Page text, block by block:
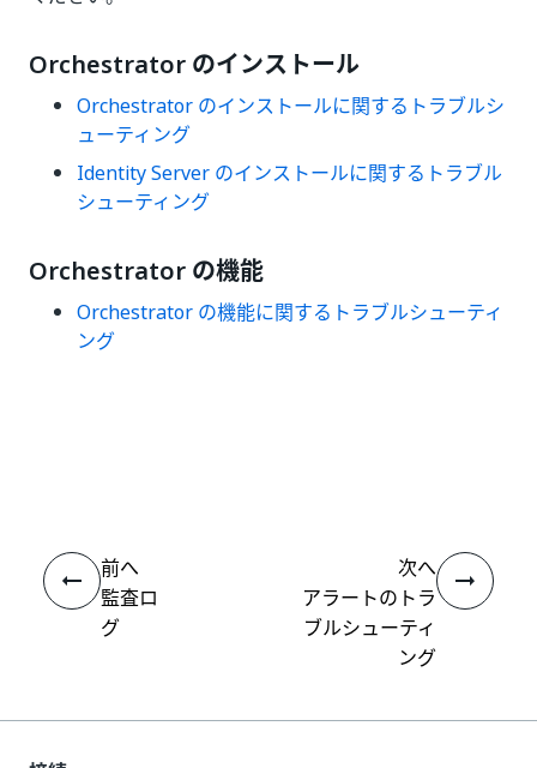
Orchestrator のインストール
Orchestrator のインストールに関するトラブルシ
ューティング
Identity Server のインストールに関するトラブル
シューティング
Orchestrator の機能
Orchestrator の機能に関するトラブルシューティ
ング
前へ
監査ロ
グ
次へ
アラートのトラ
ブルシューティ
ング